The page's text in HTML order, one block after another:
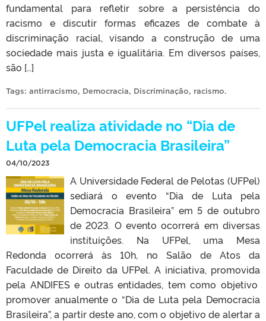
fundamental para refletir sobre a persistência do
racismo e discutir formas eficazes de combate à
discriminação racial, visando a construção de uma
sociedade mais justa e igualitária. Em diversos países,
são […]
Tags: antirracismo, Democracia, Discriminação, racismo.
UFPel realiza atividade no “Dia de
Luta pela Democracia Brasileira”
04/10/2023
A Universidade Federal de Pelotas (UFPel)
sediará o evento “Dia de Luta pela
Democracia Brasileira” em 5 de outubro
de 2023. O evento ocorrerá em diversas
instituições. Na UFPel, uma Mesa
Redonda ocorrerá às 10h, no Salão de Atos da
Faculdade de Direito da UFPel. A iniciativa, promovida
pela ANDIFES e outras entidades, tem como objetivo
promover anualmente o “Dia de Luta pela Democracia
Brasileira”, a partir deste ano, com o objetivo de alertar a